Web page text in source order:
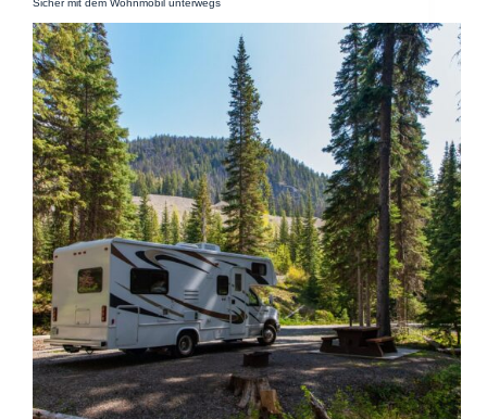
Sicher mit dem Wohnmobil unterwegs